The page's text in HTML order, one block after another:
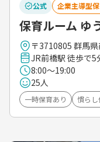
公式 企業主導型
保育ルーム ゆ
〒3710805 群馬
JR前橋駅 徒歩で5
8:00～19:00
25人
一時保育あり 慣らし